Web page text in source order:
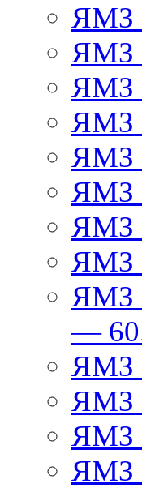
ЯМЗ
ЯМЗ
ЯМЗ
ЯМЗ
ЯМЗ
ЯМЗ
ЯМЗ
ЯМЗ
ЯМЗ
—
ЯМЗ
ЯМЗ
ЯМЗ
ЯМЗ